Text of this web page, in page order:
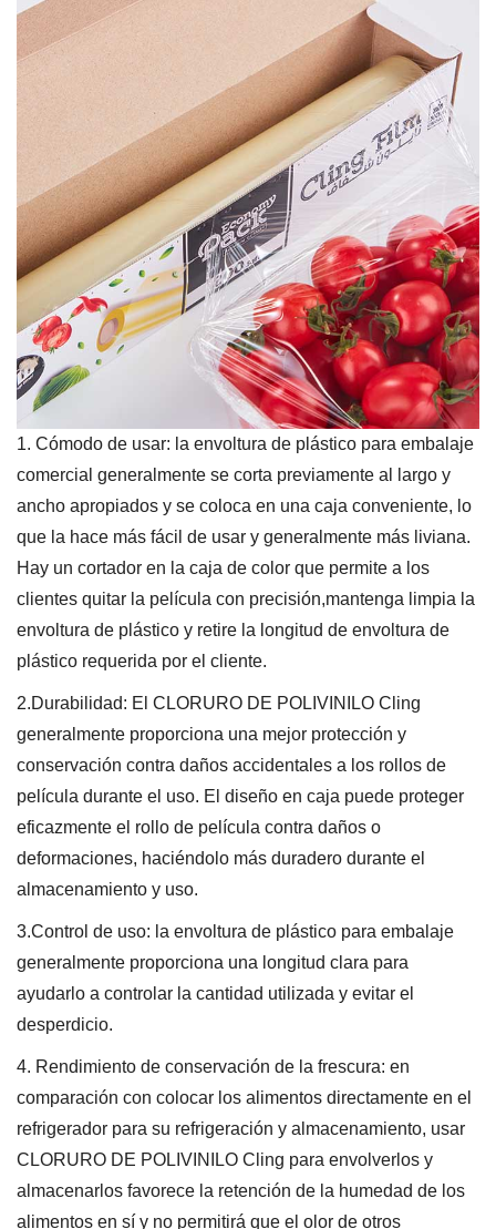
1. Cómodo de usar: la envoltura de plástico para embalaje
comercial generalmente se corta previamente al largo y
ancho apropiados y se coloca en una caja conveniente, lo
que la hace más fácil de usar y generalmente más liviana.
Hay un cortador en la caja de color que permite a los
clientes quitar la película con precisión,mantenga limpia la
envoltura de plástico y retire la longitud de envoltura de
plástico requerida por el cliente.
2.Durabilidad: El CLORURO DE POLIVINILO Cling
generalmente proporciona una mejor protección y
conservación contra daños accidentales a los rollos de
película durante el uso. El diseño en caja puede proteger
eficazmente el rollo de película contra daños o
deformaciones, haciéndolo más duradero durante el
almacenamiento y uso.
3.Control de uso: la envoltura de plástico para embalaje
generalmente proporciona una longitud clara para
ayudarlo a controlar la cantidad utilizada y evitar el
desperdicio.
4. Rendimiento de conservación de la frescura: en
comparación con colocar los alimentos directamente en el
refrigerador para su refrigeración y almacenamiento, usar
CLORURO DE POLIVINILO Cling para envolverlos y
almacenarlos favorece la retención de la humedad de los
alimentos en sí y no permitirá que el olor de otros